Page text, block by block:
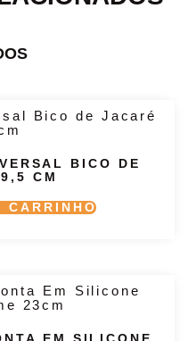
BICO DE
CM
CARRINHO
EM SILICONE